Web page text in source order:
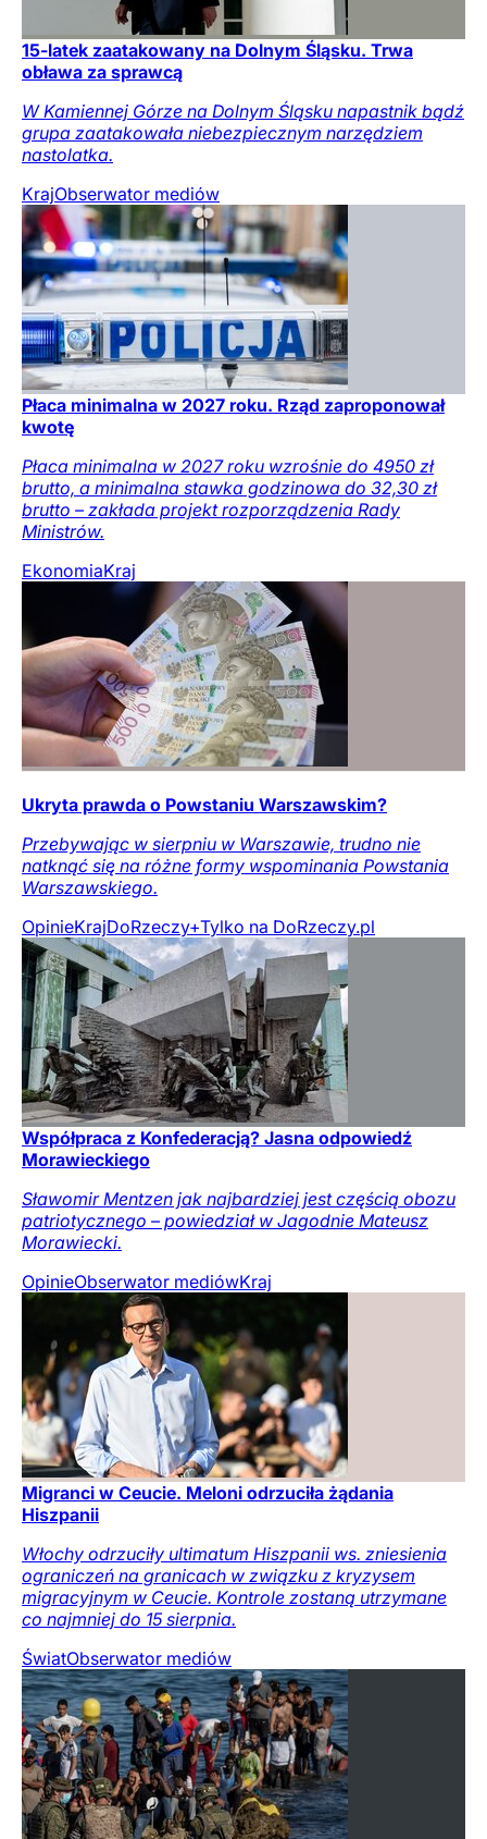
15-latek zaatakowany na Dolnym Śląsku. Trwa
obława za sprawcą
W Kamiennej Górze na Dolnym Śląsku napastnik bądź
grupa zaatakowała niebezpiecznym narzędziem
nastolatka.
KrajObserwator mediów
Płaca minimalna w 2027 roku. Rząd zaproponował
kwotę
Płaca minimalna w 2027 roku wzrośnie do 4950 zł
brutto, a minimalna stawka godzinowa do 32,30 zł
brutto – zakłada projekt rozporządzenia Rady
Ministrów.
EkonomiaKraj
Ukryta prawda o Powstaniu Warszawskim?
Przebywając w sierpniu w Warszawie, trudno nie
natknąć się na różne formy wspominania Powstania
Warszawskiego.
OpinieKrajDoRzeczy+Tylko na DoRzeczy.pl
Współpraca z Konfederacją? Jasna odpowiedź
Morawieckiego
Sławomir Mentzen jak najbardziej jest częścią obozu
patriotycznego – powiedział w Jagodnie Mateusz
Morawiecki.
OpinieObserwator mediówKraj
Migranci w Ceucie. Meloni odrzuciła żądania
Hiszpanii
Włochy odrzuciły ultimatum Hiszpanii ws. zniesienia
ograniczeń na granicach w związku z kryzysem
migracyjnym w Ceucie. Kontrole zostaną utrzymane
co najmniej do 15 sierpnia.
ŚwiatObserwator mediów